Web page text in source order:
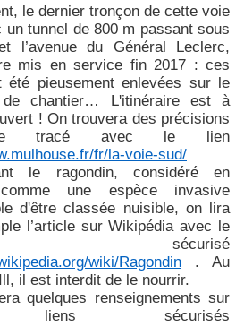
le dernier tronçon de cette voie
un tunnel de 800 m passant sous
l’avenue du Général Leclerc,
mis en service fin 2017 : ces
été pieusement enlevées sur le
de chantier… L'itinéraire est à
! On trouvera des précisions
tracé avec le lien
fr/la-voie-sud/
le ragondin, considéré en
une espèce invasive
d'être classée nuisible, on lira
l’article sur Wikipédia avec le
sécurisé
wiki/Ragondin . Au
il est interdit de le nourrir.
quelques renseignements sur
sécurisés